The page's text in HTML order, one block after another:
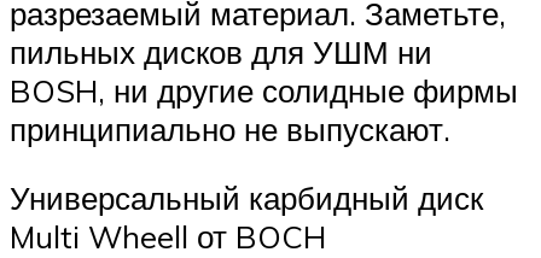
разрезаемый материал. Заметьте,
пильных дисков для УШМ ни
BOSH, ни другие солидные фирмы
принципиально не выпускают.
Универсальный карбидный диск
Multi Wheell от BOCH